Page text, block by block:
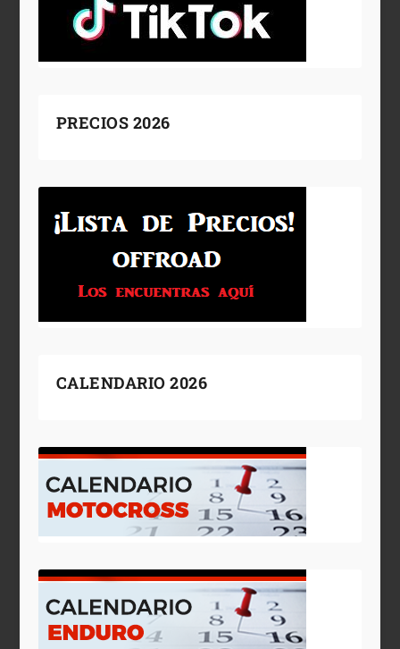
PRECIOS 2026
CALENDARIO 2026